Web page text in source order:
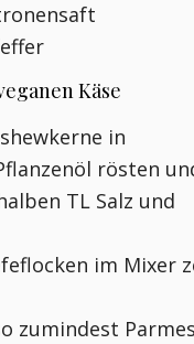
Käse
in
rösten
TL Salz und
im Mixer
zumindest